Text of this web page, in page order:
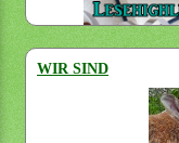
WIR SIND